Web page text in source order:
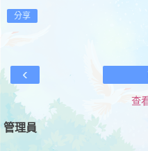
分享
‹
查
管理員